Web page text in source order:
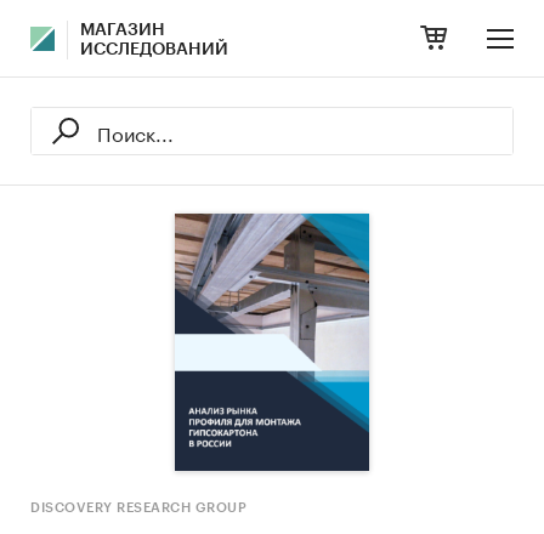
МАГАЗИН
ИССЛЕДОВАНИЙ
DISCOVERY RESEARCH GROUP